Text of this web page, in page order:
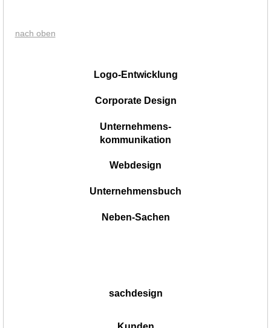
nach oben
Logo-Entwicklung
Corporate Design
Unternehmens-
kommunikation
Webdesign
Unternehmensbuch
Neben-Sachen
sachdesign